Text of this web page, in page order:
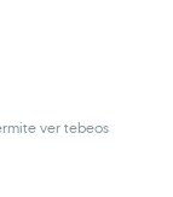
ver tebeos